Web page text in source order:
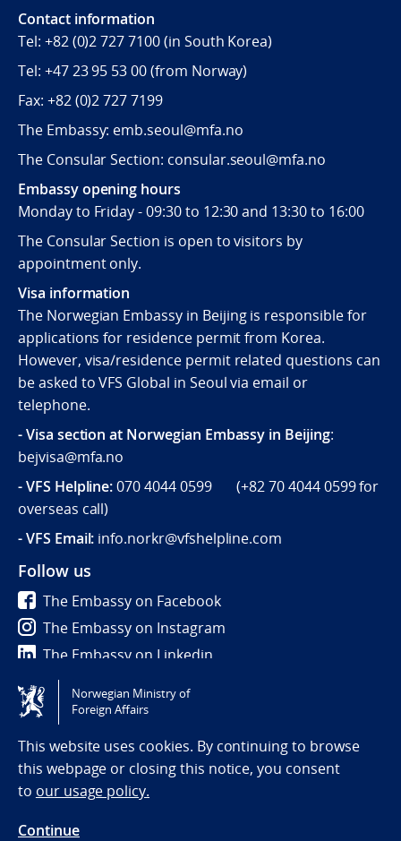
Contact information
Tel: +82 (0)2 727 7100(in South Korea)
Tel: +47 23 95 53 00(from Norway)
Fax: +82 (0)2 727 7199
The Embassy: emb.seoul@mfa.no
The Consular Section: consular.seoul@mfa.no
Embassy opening hours
Monday to Friday - 09:30 to 12:30 and 13:30 to 16:00
The Consular Section is open to visitors by
appointment only.
Visa information
The Norwegian Embassy in Beijing is responsible for
applications for residence permit from Korea.
However, visa/residence permit related questions can
be asked to VFS Global in Seoul via email or
telephone.
- Visa section at Norwegian Embassy in Beijing:
bejvisa@mfa.no
- VFS Helpline:070 4044 0599 (+82 70 4044 0599for
overseas call)
- VFS Email: info.norkr@vfshelpline.com
Follow us
The Embassy on Facebook
The Embassy on Instagram
The Embassy on Linkedin
Tilgjengelighetserklæring / Accessibility statement
(NO)
Norwegian Ministry of
Foreign Affairs
This website uses cookies. By continuing to browse
this webpage or closing this notice, you consent
to our usage policy.
Continue